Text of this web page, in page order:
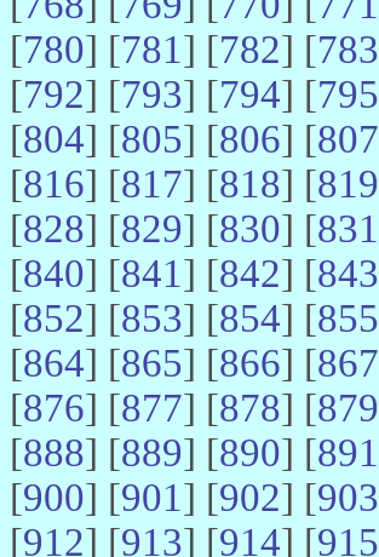
[780] [781] [782] [783
[792] [793] [794] [795
[804] [805] [806] [807
[816] [817] [818] [819
[828] [829] [830] [831
[840] [841] [842] [843
[852] [853] [854] [855
[864] [865] [866] [867
[876] [877] [878] [879
[888] [889] [890] [891
[900] [901] [902] [903
[912] [913] [914] [915